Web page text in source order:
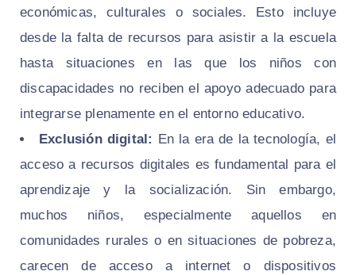
económicas, culturales o sociales. Esto incluye
desde la falta de recursos para asistir a la escuela
hasta situaciones en las que los niños con
discapacidades no reciben el apoyo adecuado para
integrarse plenamente en el entorno educativo.
Exclusión digital: En la era de la tecnología, el
acceso a recursos digitales es fundamental para el
aprendizaje y la socialización. Sin embargo,
muchos niños, especialmente aquellos en
comunidades rurales o en situaciones de pobreza,
carecen de acceso a internet o dispositivos